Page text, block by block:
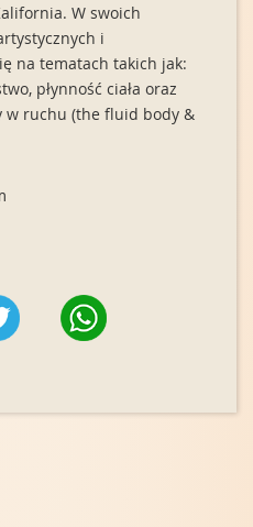
W swoich
i
na tematach takich jak:
płynność ciała oraz
w ruchu (the fluid body &